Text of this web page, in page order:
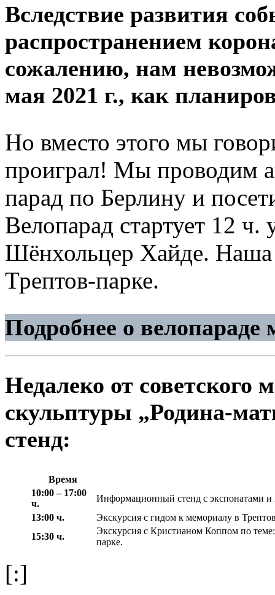
Вследствие развития
распространением
сожалению, нам
мая 2021 г., как
Но вместо этого мы
проиграл! Мы проводим
парад по Берлину и
Велопарад стартует 12 ч.
Шёнхольцер Хайде. Наша
Трептов-парке.
Подробнее о
Недалеко от советского
скульптуры „Родина-
стенд:
Время
10:00 – 17:00
ч.
Информационный стенд с экспонатами и
13:00 ч.
Экскурсия с гидом к мемориалу в
15:30 ч.
Экскурсия с Кристианом Коппом по
парке.
[:]